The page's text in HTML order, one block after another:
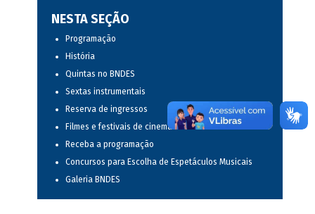
NESTA SEÇÃO
Programação
História
Quintas no BNDES
Sextas instrumentais
Reserva de ingressos
Filmes e festivais de cinema
Receba a programação
Concursos para Escolha de Espetáculos Musicais
Galeria BNDES